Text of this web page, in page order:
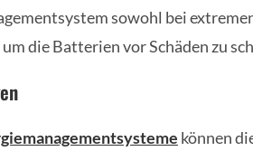
sowohl bei
die Batterien vor Schäden zu
können